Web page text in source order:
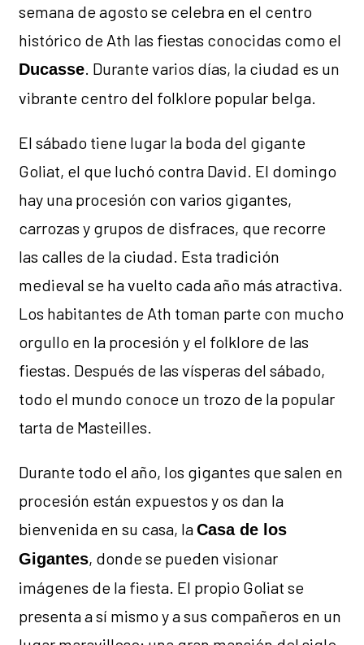
semana de agosto se celebra en el centro
histórico de Ath las fiestas conocidas como el
Ducasse . Durante varios días, la ciudad es un
vibrante centro del folklore popular belga.
El sábado tiene lugar la boda del gigante
Goliat, el que luchó contra David. El domingo
hay una procesión con varios gigantes,
carrozas y grupos de disfraces, que recorre
las calles de la ciudad. Esta tradición
medieval se ha vuelto cada año más atractiva.
Los habitantes de Ath toman parte con mucho
orgullo en la procesión y el folklore de las
fiestas. Después de las vísperas del sábado,
todo el mundo conoce un trozo de la popular
tarta de Masteilles.
Durante todo el año, los gigantes que salen en
procesión están expuestos y os dan la
bienvenida en su casa, laCasa de los
Gigantes, donde se pueden visionar
imágenes de la fiesta. El propio Goliat se
presenta a sí mismo y a sus compañeros en un